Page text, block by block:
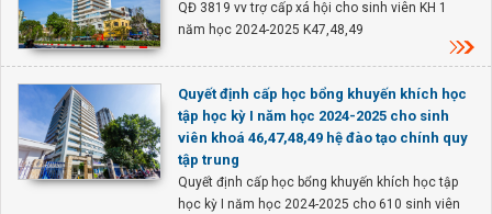
QĐ 3819 vv trợ cấp xá hội cho sinh viên KH 1
năm học 2024-2025 K47,48,49
Quyết định cấp học bổng khuyến khích học
tập học kỳ I năm học 2024-2025 cho sinh
viên khoá 46,47,48,49 hệ đào tạo chính quy
tập trung
Quyết định cấp học bổng khuyến khích học tập
học kỳ I năm học 2024-2025 cho 610 sinh viên